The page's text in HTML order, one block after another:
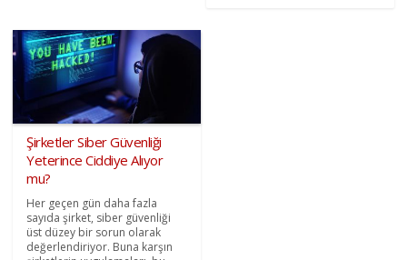
Şirketler Siber Güvenliği
Yeterince Ciddiye Alıyor
mu?
Her geçen gün daha fazla
sayıda şirket, siber güvenliği
üst düzey bir sorun olarak
değerlendiriyor. Buna karşın